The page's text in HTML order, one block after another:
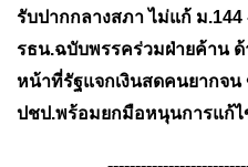
รับปากกลางสภา ไม่แก้ ม.144
รธน.ฉบับพรรคร่วมฝ่ายค้าน
หน้าที่รัฐแจกเงินสดคนยากจน
ปชป.พร้อมยกมือหนุนการแก้ไ